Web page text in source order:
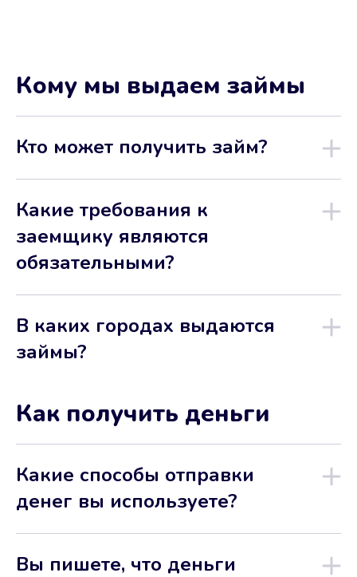
Кому мы выдаем займы
Кто может получить займ?
Какие требования к
заемщику являются
обязательными?
В каких городах выдаются
займы?
Как получить деньги
Какие способы отправки
денег вы используете?
Вы пишете, что деньги